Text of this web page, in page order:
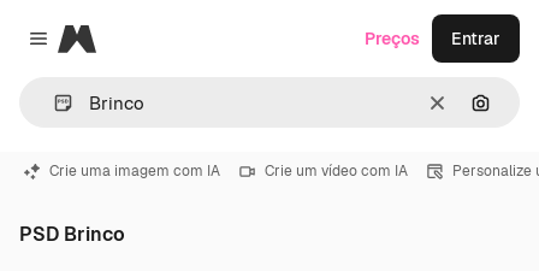
Close menu
Magnific
Limpar
Preços Entrar
Crie uma imagem com IA Crie um vídeo com IA Personalize
PSD Brinco